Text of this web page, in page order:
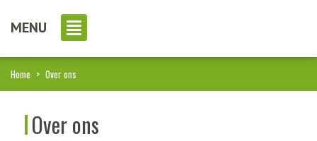
MENU
Home > Over ons
Over ons